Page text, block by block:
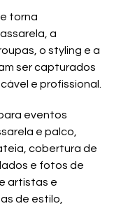
torna
a
o styling e a
ser capturados
e profissional.
eventos
e palco,
cobertura de
e fotos de
artistas e
de estilo,